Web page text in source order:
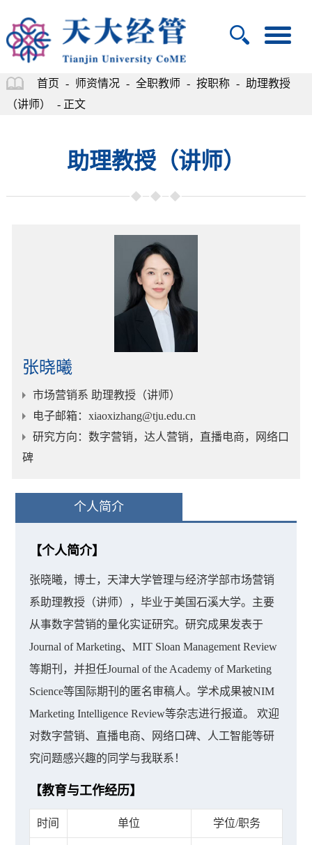
首页 - 师资情况 - 全职教师 - 按职称 - 助理教授
（讲师）
- 正文
助理教授（讲师）
张晓曦
市场营销系 助理教授（讲师）
电子邮箱：xiaoxizhang@tju.edu.cn
研究方向 ：数字营销，达人营销，直播电商，网络口
碑
个人简介
【个人简介】
张晓曦，博士，天津大学管理与经济学部市场营销
系助理教授（讲师），毕业于美国石溪大学。主要
从事数字营销的量化实证研究。研究成果发表于
Journal of Marketing、MIT Sloan Management Review
等期刊，并担任Journal of the Academy of Marketing
Science等国际期刊的匿名审稿人。学术成果被NIM
Marketing Intelligence Review等杂志进行报道。 欢迎
对数字营销、直播电商、网络口碑、人工智能等研
究问题感兴趣的同学与我联系！
【教育与工作经历】
时间 单位 学位/职务